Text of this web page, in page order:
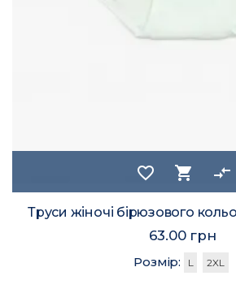
favorite_border shopping_cart compare_arrows
Труси жіночі бірюзового
63.00 грн
Розмір: L 2XL